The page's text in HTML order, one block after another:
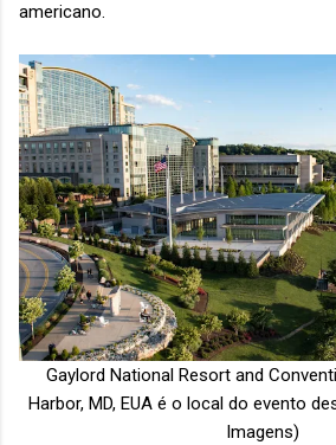
americano.
Gaylord National Resort and
Harbor, MD, EUA é o local do evento
Imagens)